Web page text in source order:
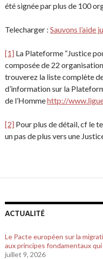
été signée par plus de 100
Telecharger : Sauvons l’aide
[1] La Plateforme “Justice
composée de 22
trouverez la liste complète
d’information sur la
de l’Hommehttp://
[2] Pour plus de détail, cf le
un pas de plus vers une
ACTUALITÉ
Le Pacte européen sur la
aux principes fondamentaux
juillet 9, 2026